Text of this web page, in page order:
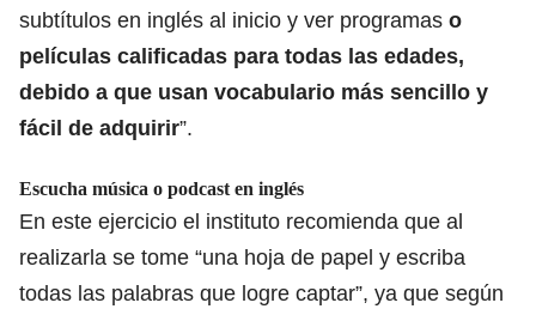
subtítulos en inglés al inicio y ver programas o
películas calificadas para todas las edades,
debido a que usan vocabulario más sencillo y
fácil de adquirir”.
Escucha música o podcast en inglés
En este ejercicio el instituto recomienda que al
realizarla se tome “una hoja de papel y escriba
todas las palabras que logre captar”, ya que según